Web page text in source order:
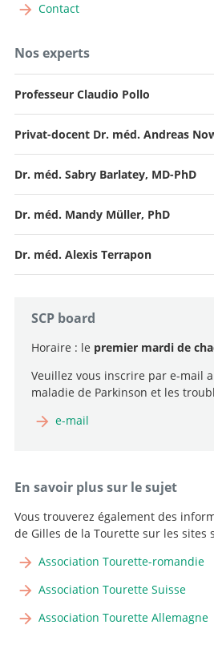
Contact
Nos experts
Professeur Claudio Pollo
Médecin spécialiste à 40 %, Chef
Privat-docent Dr. méd. Andreas
Dr. méd. Sabry Barlatey, MD-PhD
Dr. méd. Mandy Müller, PhD
Cheffe de clinique
Aller au profil
Dr. méd. Alexis Terrapon
Chef de clinique adjoint
Aller au profil
SCP board
Horaire : le premier mardi de
Veuillez vous inscrire par e-mail
maladie de Parkinson et les
e-mail
En savoir plus sur le sujet
Vous trouverez également des
de Gilles de la Tourette sur les sites
Association Tourette-romandie
Association Tourette Suisse
Association Tourette Allemagne